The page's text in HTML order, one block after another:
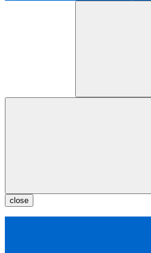
close